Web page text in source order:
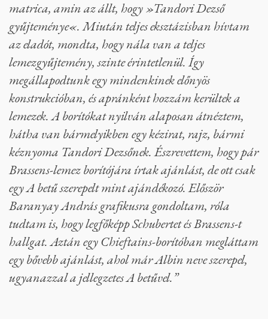
matrica, amin az állt, hogy »Tandori Dezső
gyűjteménye«. Miután teljes eksztázisban hívtam
az eladót, mondta, hogy nála van a teljes
lemezgyűjtemény, szinte érintetlenül. Így
megállapodtunk egy mindenkinek előnyös
konstrukcióban, és apránként hozzám kerültek a
lemezek. A borítókat nyilván alaposan átnéztem,
hátha van bármelyikben egy kézirat, rajz, bármi
kéznyoma Tandori Dezsőnek. Észrevettem, hogy pár
Brassens-lemez borítójára írtak ajánlást, de ott csak
egy A betű szerepelt mint ajándékozó. Először
Baranyay András grafikusra gondoltam, róla
tudtam is, hogy legfőképp Schubertet és Brassens-t
hallgat. Aztán egy Chieftains-borítóban megláttam
egy bővebb ajánlást, ahol már Albin neve szerepel,
ugyanazzal a jellegzetes A betűvel.”